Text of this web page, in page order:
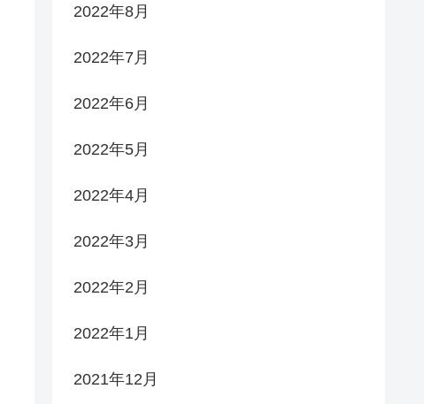
2022年8月
2022年7月
2022年6月
2022年5月
2022年4月
2022年3月
2022年2月
2022年1月
2021年12月